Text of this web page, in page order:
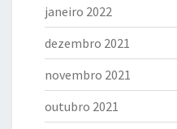
janeiro 2022
dezembro 2021
novembro 2021
outubro 2021